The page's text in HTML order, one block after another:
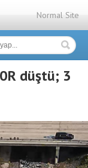
Normal Site
düştü; 3